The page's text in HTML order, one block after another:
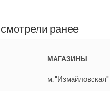
ранее
МАГАЗИНЫ
м. "Измайловская"